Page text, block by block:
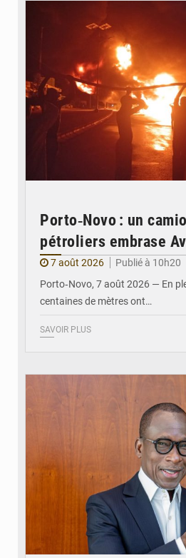
Porto‑Novo : un
pétroliers embrase
7 août 2026
Publié à 10h20
Porto‑Novo, 7 août 2026 — En
centaines de mètres ont…
SAVOIR PLUS